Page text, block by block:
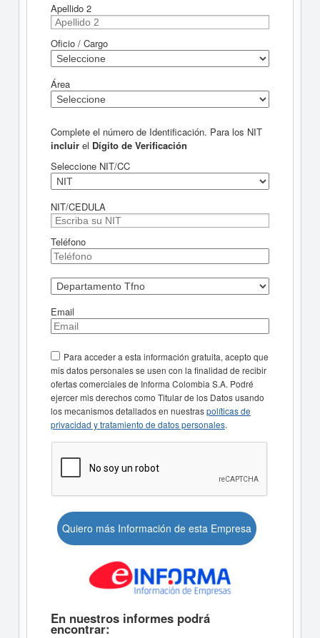
Apellido 2
Oficio / Cargo
Área
Complete el número de Identificación. Para los NIT
incluirel Dígito de Verificación
Seleccione NIT/CC
NIT/CEDULA
Teléfono
Email
Para acceder a esta información gratuita, acepto que
mis datos personales se usen con la finalidad de recibir
ofertas comerciales de Informa Colombia S.A. Podré
ejercer mis derechos como Titular de los Datos usando
los mecanismos detallados en nuestraspolíticas de
privacidad y tratamiento de datos personales.
Quiero más Información de esta Empresa
En nuestros informes podrá
encontrar: